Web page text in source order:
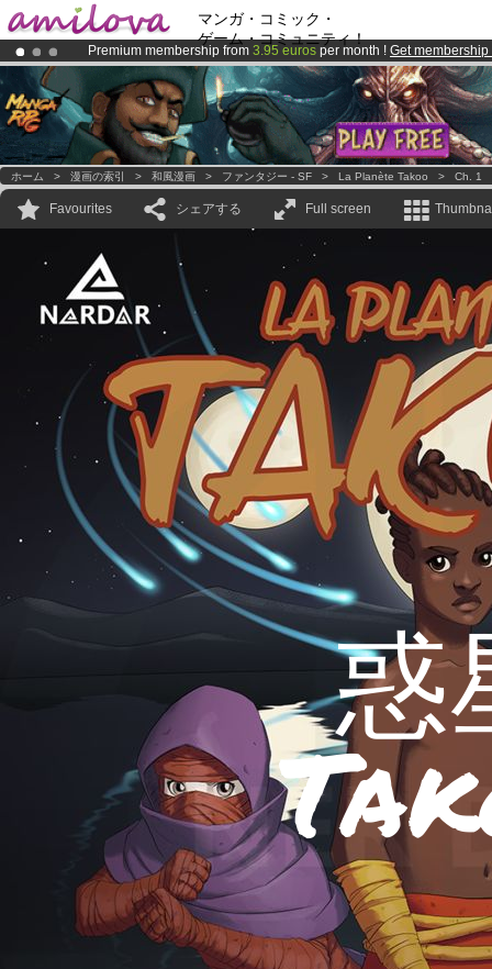
マンガ・コミック・
ゲーム・コミュニティ！
Premium membership from 3.95 euros per month ! Get membership
Already 100000membersand 1000comics & mangas!.
AmilovaKickstarter is now LIVE!.
ホーム > 漫画の索引 > 和風漫画 > ファンタジー - SF > La Planète Takoo > Ch. 1
Favourites シェアする Full screen
惑